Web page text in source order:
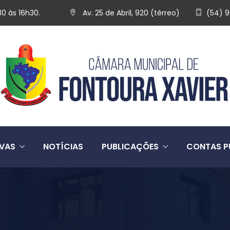
às 16h30. Av. 25 de Abril, 920 (térreo) (54)
NOTÍCIAS PUBLICAÇÕES CONTAS